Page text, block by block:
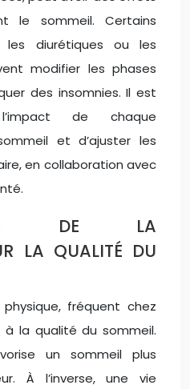
le sommeil. Certains
les diurétiques ou les
modifier les phases
des insomnies. Il est
de chaque
et d’ajuster les
en collaboration avec
DE LA
LA QUALITÉ DU
fréquent chez
à la qualité du sommeil.
un sommeil plus
À l’inverse, une vie